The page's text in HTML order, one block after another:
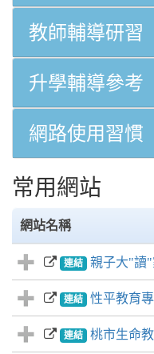
教師輔導研習
升學輔導參考
網路使用習慣
常用網站
網站名稱
連結 親子大"讀"
連結 性平教育
連結 桃市生命